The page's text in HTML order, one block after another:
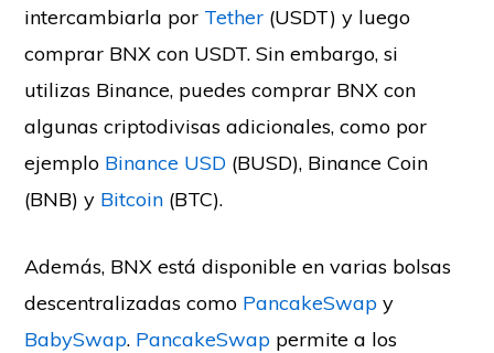
intercambiarla por Tether (USDT) y luego
comprar BNX con USDT. Sin embargo, si
utilizas Binance, puedes comprar BNX con
algunas criptodivisas adicionales, como por
ejemplo Binance USD (BUSD), Binance Coin
(BNB) y Bitcoin (BTC).
Además, BNX está disponible en varias bolsas
descentralizadas como PancakeSwap y
BabySwap. PancakeSwap permite a los